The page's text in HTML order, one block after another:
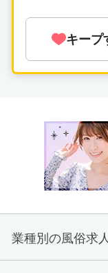
キープ
業種別の風俗求